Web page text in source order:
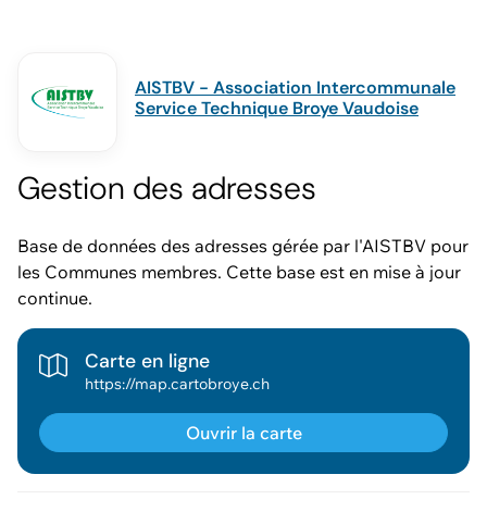
AISTBV - Association Intercommunale
Service Technique Broye Vaudoise
Gestion des adresses
Base de données des adresses gérée par l'AISTBV pour
les Communes membres. Cette base est en mise à jour
continue.
Carte en ligne
https://map.cartobroye.ch
Ouvrir la carte